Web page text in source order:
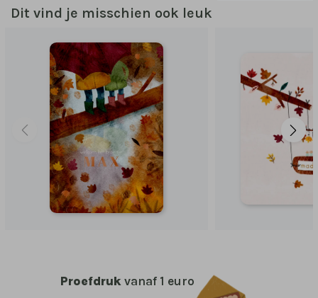
Dit vind je misschien ook leuk
Proefdruk vanaf 1 euro